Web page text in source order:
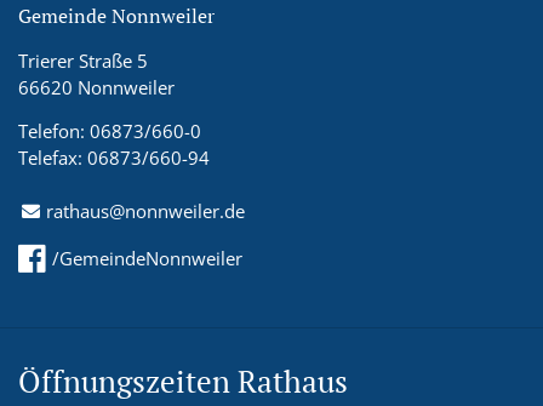
Gemeinde Nonnweiler
Trierer Straße 5
66620 Nonnweiler
Telefon: 06873/660-0
Telefax: 06873/660-94
rathaus@nonnweiler.de
/GemeindeNonnweiler
Öffnungszeiten Rathaus